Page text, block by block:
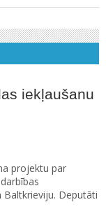
iekļaušanu
projektu par
Baltkrieviju. Deputāti